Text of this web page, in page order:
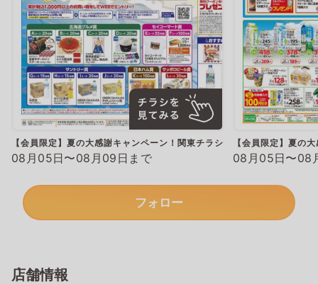
【会員限定】夏の大感謝キャンペーン！関東チラシ
08月05日〜08月09日まで
【会員限定】夏の
08月05日〜08
フォロー
店舗情報